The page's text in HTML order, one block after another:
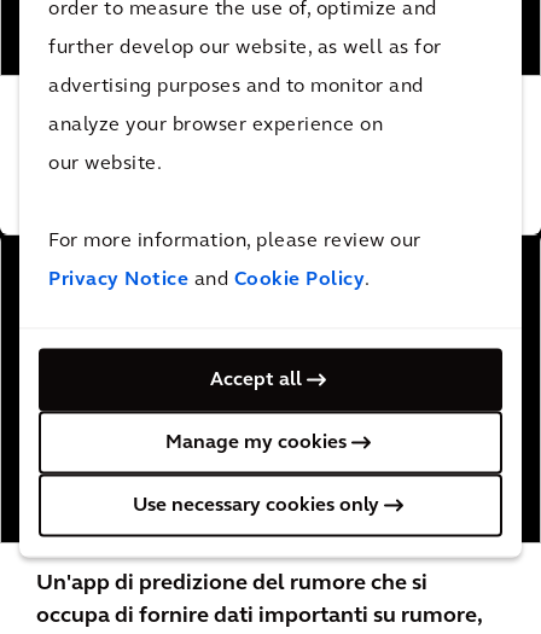
order to measure the use of, optimize and
further develop our website, as well as for
advertising purposes and to monitor and
analyze your browser experience on
our website.
For more information, please review our
Privacy Notice and Cookie Policy.
Accept all
Manage my cookies
Use necessary cookies only
Una linea di trasmissione di corrente continua
ad alto voltaggio
Un'app di predizione del rumore che si
occupa di fornire dati importanti su rumore,